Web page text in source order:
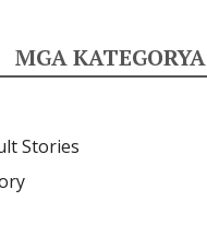
MGA KATEGORYA
Stories